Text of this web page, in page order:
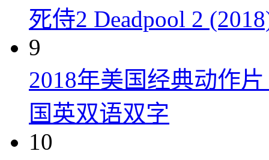
死侍2 Deadpool 2
9
2018年美国经典动作
国英双语双字
10